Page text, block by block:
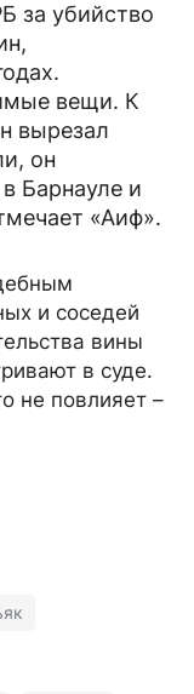
за убийство
вещи. К
вырезал
он
Барнауле и
«Аиф».
и соседей
вины
в суде.
не повлияет –